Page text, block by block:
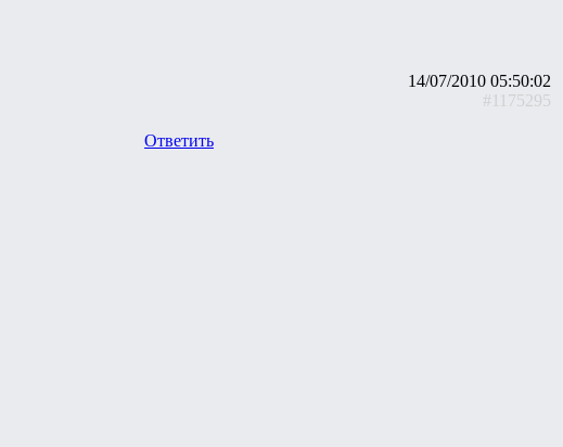
14/07/2010 05:50:02
#1175295
Ответить